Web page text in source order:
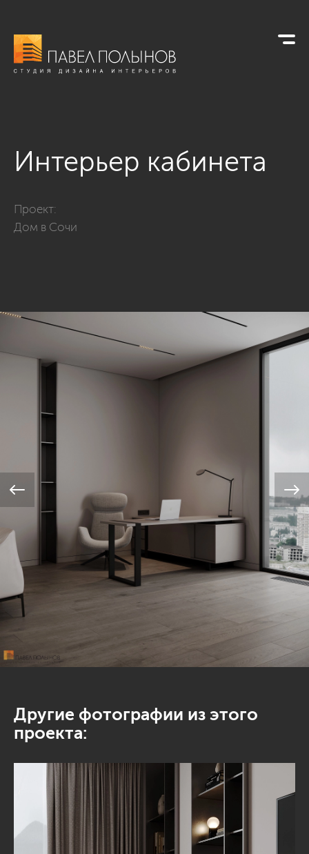
Интерьер кабинета
Проект:
Дом в Сочи
Другие фотографии из этого
проекта: